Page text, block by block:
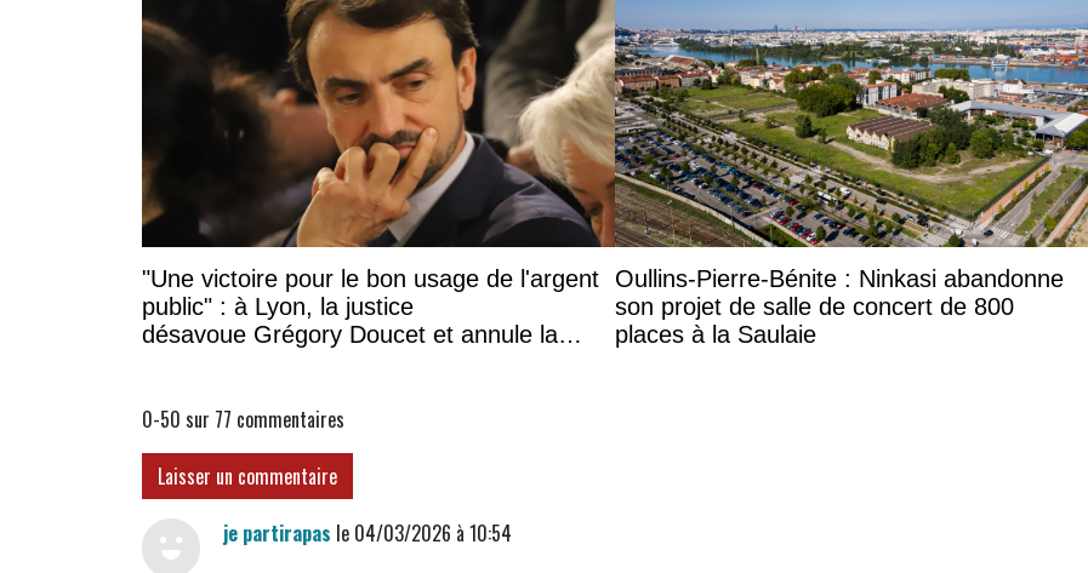
"Une victoire pour le bon usage de l'argent
public" : à Lyon, la justice
désavoue Grégory Doucet et annule la
Oullins-Pierre-Bénite : Ninkasi abandonne
son projet de salle de concert de 800
places à la Saulaie
0-50 sur 77 commentaires
Laisser un commentaire
je partirapas le 04/03/2026 à 10:54